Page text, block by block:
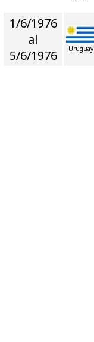
1/6/1976
al
5/6/1976
Uruguay